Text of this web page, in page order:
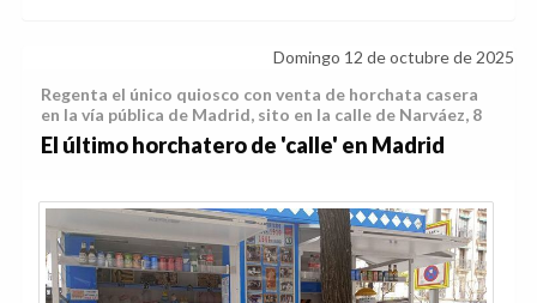
Domingo 12 de octubre de 2025
Regenta el único quiosco con venta de horchata casera
en la vía pública de Madrid, sito en la calle de Narváez, 8
El último horchatero de 'calle' en Madrid